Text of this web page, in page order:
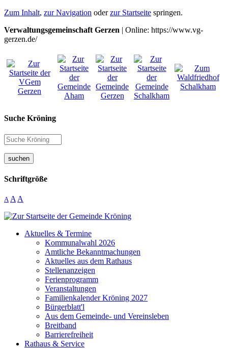
Zum Inhalt, zur Navigation oderzur Startseite springen.
Verwaltungsgemeinschaft Gerzen | Online: https://www.vg-
gerzen.de/
Suche Kröning
suchen
Schriftgröße
A A A
Aktuelles & Termine
Kommunalwahl 2026
Amtliche Bekanntmachungen
Aktuelles aus dem Rathaus
Stellenanzeigen
Ferienprogramm
Veranstaltungen
Familienkalender Kröning 2027
Bürgerblatt'l
Aus dem Gemeinde- und Vereinsleben
Breitband
Barrierefreiheit
Rathaus & Service